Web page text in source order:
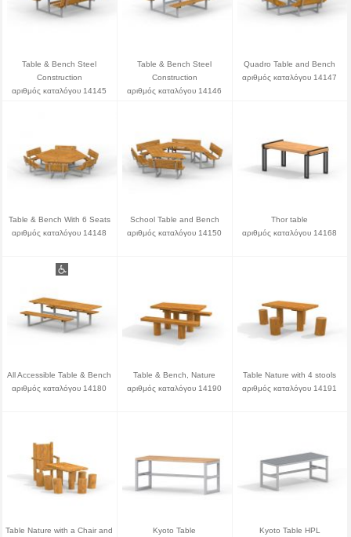
Table & Bench Steel
Construction
αριθμός καταλόγου 14145
Table & Bench Steel
Construction
αριθμός καταλόγου 14146
Quadro Table and Bench
αριθμός καταλόγου 14147
Table & Bench With 6 Seats
αριθμός καταλόγου 14148
School Table and Bench
αριθμός καταλόγου 14150
Thor table
αριθμός καταλόγου 14168
All Accessible Table & Bench
αριθμός καταλόγου 14180
Table & Bench, Nature
αριθμός καταλόγου 14190
Table Nature with 4 stools
αριθμός καταλόγου 14191
Table Nature with a Chair and
Kyoto Table
Kyoto Table HPL